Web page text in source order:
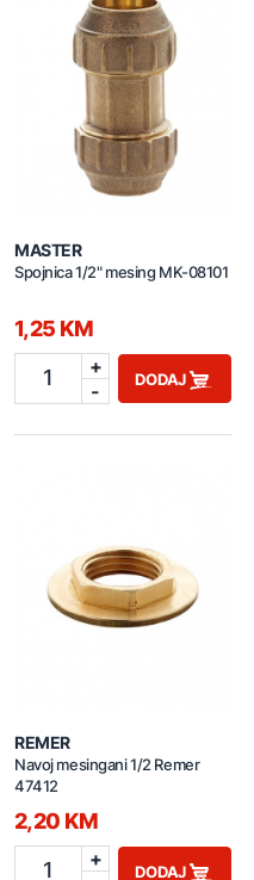
MASTER
Spojnica 1/2" mesing MK-08101
1,25 KM
1
+
-
DODAJ
REMER
Navoj mesingani 1/2 Remer
47412
2,20 KM
1
+
DODAJ